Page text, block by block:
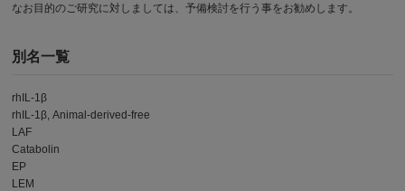
なお目的のご研究に対しましては、予備検討を行う事をお勧めします。
別名一覧
rhIL-1β
rhIL-1β, Animal-derived-free
LAF
Catabolin
EP
LEM